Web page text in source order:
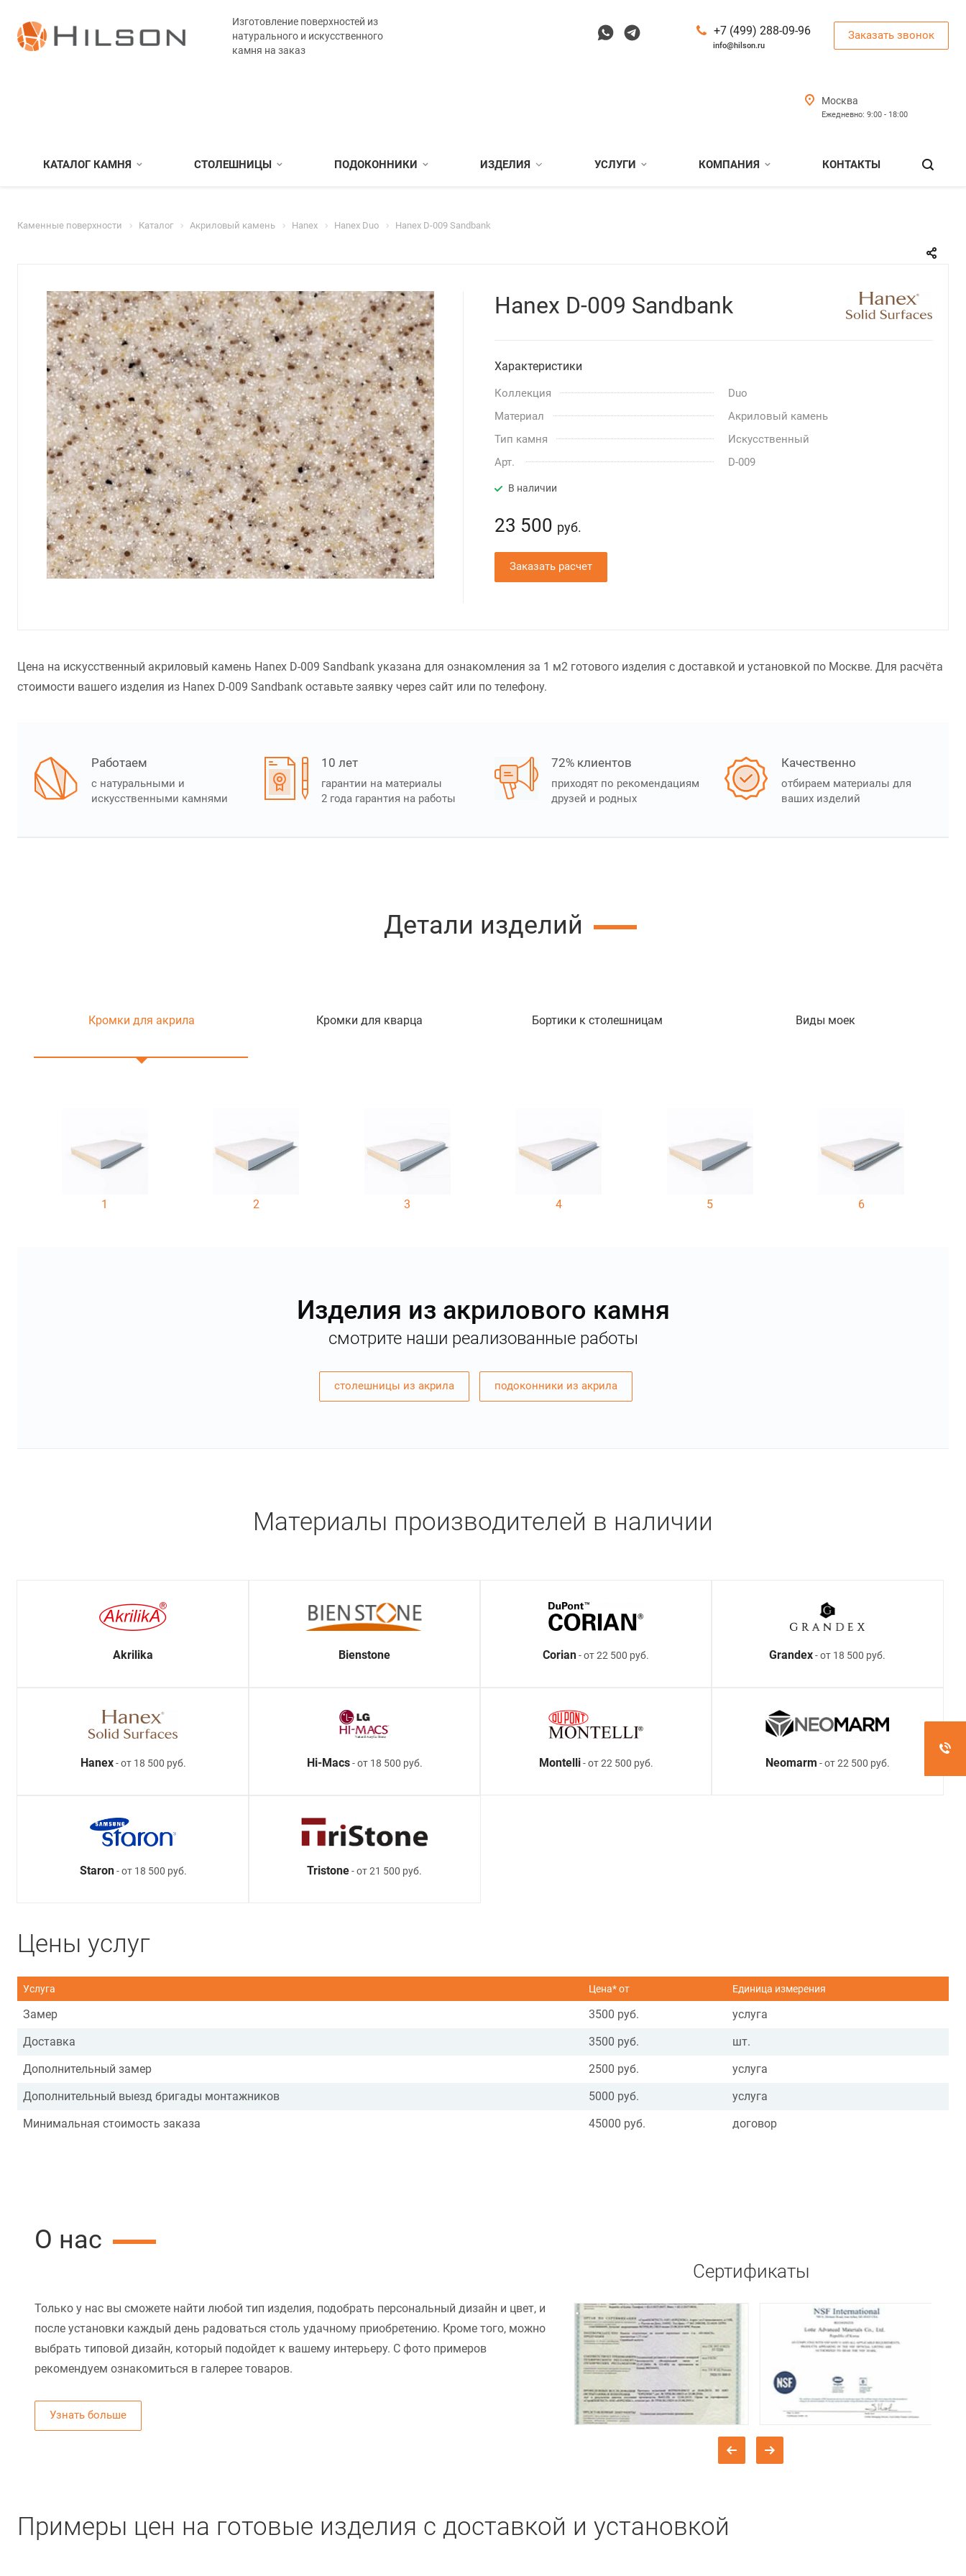
Изготовление поверхностей из
натурального и искусственного
камня на заказ
+7 (499) 288-09-96
info@hilson.ru
Заказать звонок
Москва
Ежедневно: 9:00 - 18:00
КАТАЛОГ КАМНЯ СТОЛЕШНИЦЫ ПОДОКОННИКИ ИЗДЕЛИЯ УСЛУГИ КОМПАНИЯ КОНТАКТЫ
Каменные поверхности Каталог Акриловый камень Hanex Hanex Duo Hanex D-009 Sandbank
Hanex D-009 Sandbank
Характеристики
Коллекция
Duo
Материал
Акриловый камень
Тип камня
Искусственный
Арт.
D-009
В наличии
23 500 руб.
Заказать расчет
Цена на искусственный акриловый камень Hanex D-009 Sandbank указана для ознакомления за 1 м2 готового изделия с доставкой и установкой по Москве. Для расчёта
стоимости вашего изделия из Hanex D-009 Sandbank оставьте заявку через сайт или по телефону.
Работаем
с натуральными и
искусственными камнями
10 лет
гарантии на материалы
2 года гарантия на работы
72% клиентов
приходят по рекомендациям
друзей и родных
Качественно
отбираем материалы для
ваших изделий
Детали изделий
Кромки для акрила Кромки для кварца Бортики к столешницам Виды моек
1 2 3 4 5 6
Изделия из акрилового камня
смотрите наши реализованные работы
столешницы из акрила подоконники из акрила
Материалы производителей в наличии
Akrilika Bienstone Corian- от 22 500 руб. Grandex- от 18 500 руб.
Hanex- от 18 500 руб. Hi-Macs- от 18 500 руб. Montelli- от 22 500 руб. Neomarm - от 22 500 руб.
Staron- от 18 500 руб. Tristone- от 21 500 руб.
Цены услуг
Услуга Цена* от Единица измерения
Замер 3500 руб.
услуга
Доставка
3500 руб.
шт.
Дополнительный замер
2500 руб.
услуга
Дополнительный выезд бригады монтажников
5000 руб.
услуга
Минимальная стоимость заказа
45000 руб. договор
О нас
Только у нас вы сможете найти любой тип изделия, подобрать персональный дизайн и цвет, и
после установки каждый день радоваться столь удачному приобретению. Кроме того, можно
выбрать типовой дизайн, который подойдет к вашему интерьеру. С фото примеров
рекомендуем ознакомиться в галерее товаров.
Узнать больше
Сертификаты
Примеры цен на готовые изделия с доставкой и установкой